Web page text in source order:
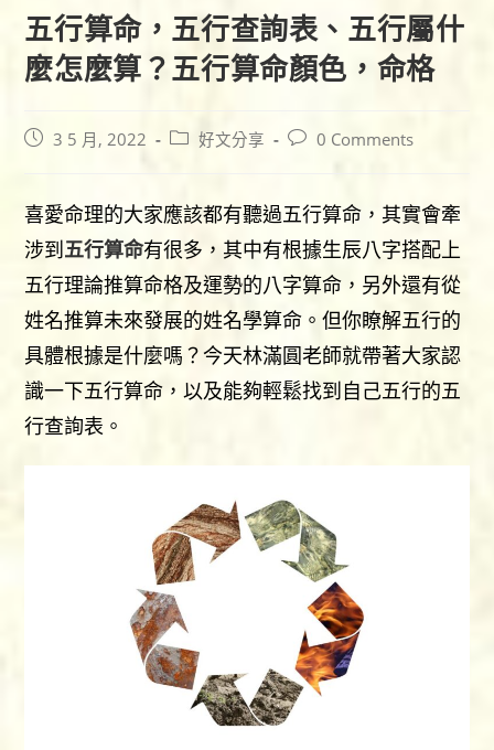
五行算命，五行查詢表、五行屬什
麼怎麼算？五行算命顏色，命格
Post3 5 月, 2022
Post好文分享
Post0 Comments
喜愛命理的大家應該都有聽過五行算命，其實會牽
涉到五行算命有很多，其中有根據生辰八字搭配上
五行理論推算命格及運勢的八字算命，另外還有從
姓名推算未來發展的姓名學算命。但你瞭解五行的
具體根據是什麼嗎？今天林滿圓老師就帶著大家認
識一下五行算命，以及能夠輕鬆找到自己五行的五
行查詢表。